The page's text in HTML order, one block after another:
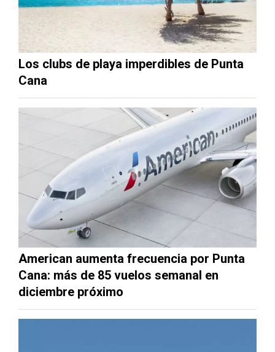
Los clubs de playa imperdibles de Punta
Cana
American aumenta frecuencia por Punta
Cana: más de 85 vuelos semanal en
diciembre próximo